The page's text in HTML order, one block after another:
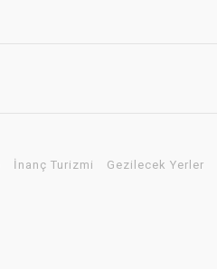
İnanç Turizmi Gezilecek Yerler